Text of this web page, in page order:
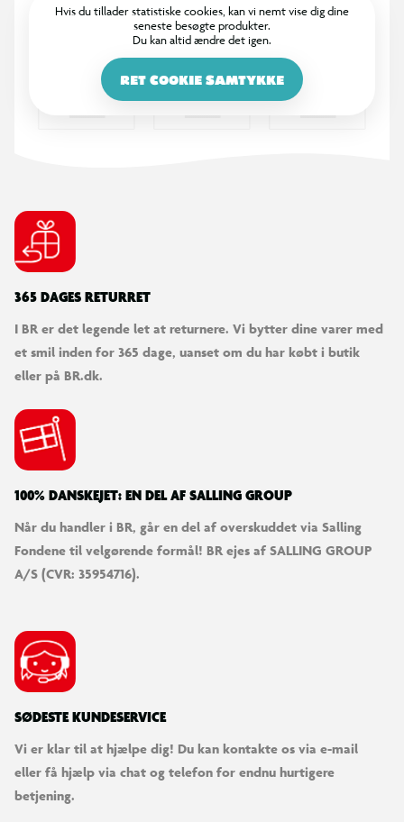
Hvis du tillader statistiske cookies, kan vi nemt vise dig dine
seneste besøgte produkter.
Du kan altid ændre det igen.
RET COOKIE SAMTYKKE
365 DAGES RETURRET
I BR er det legende let at returnere. Vi bytter dine varer med
et smil inden for 365 dage, uanset om du har købt i butik
eller på BR.dk.
100% DANSKEJET: EN DEL AF SALLING GROUP
Når du handler i BR, går en del af overskuddet via Salling
Fondene til velgørende formål! BR ejes af SALLING GROUP
A/S (CVR: 35954716).
SØDESTE KUNDESERVICE
Vi er klar til at hjælpe dig! Du kan kontakte os via e-mail
eller få hjælp via chat og telefon for endnu hurtigere
betjening.